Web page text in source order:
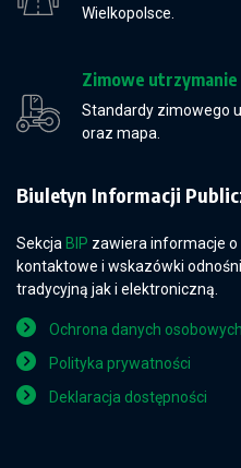
Wielkopolsce.
Zimowe utrzymanie
Standardy zimowego
oraz mapa.
Biuletyn Informacji
Sekcja BIP zawiera informacje o
kontaktowe i wskazówki
tradycyjną jak i elektroniczną.
Ochrona danych osobowych
Polityka prywatności
Deklaracja dostępności